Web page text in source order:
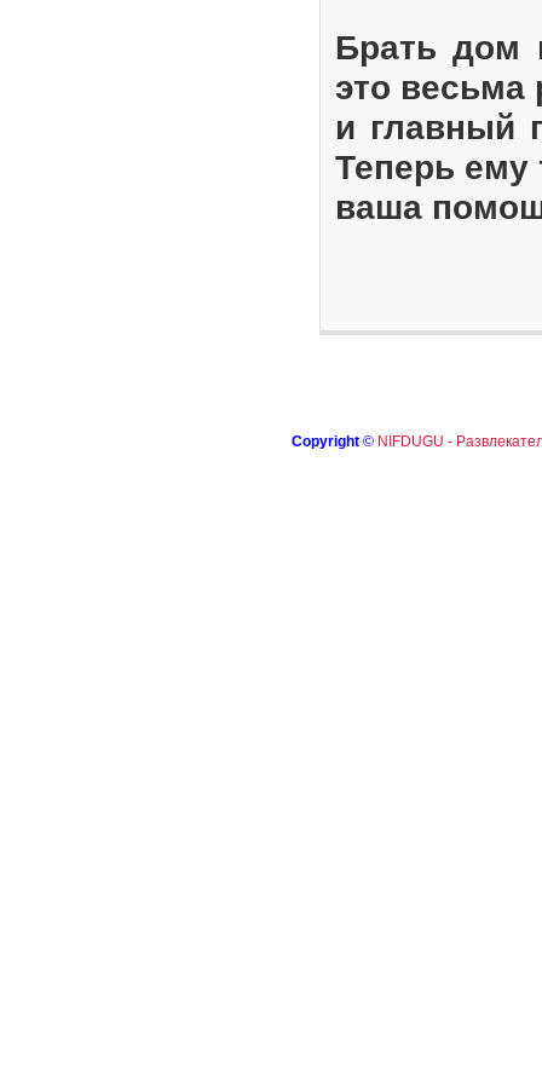
Брать дом
это весьма
и главный
Теперь ему
ваша
Copyright © NIFDUGU -